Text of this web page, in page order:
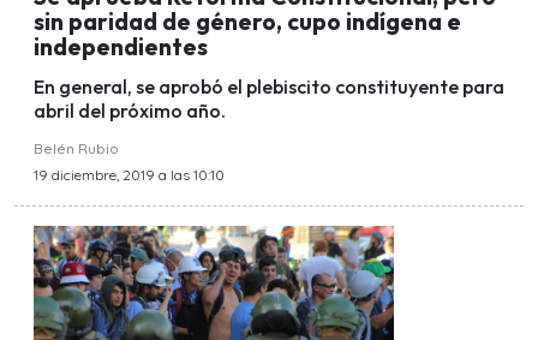
sin paridad de género, cupo indígena e
independientes
En general, se aprobó el plebiscito constituyente para
abril del próximo año.
Belén Rubio
19 diciembre, 2019 a las 10:10